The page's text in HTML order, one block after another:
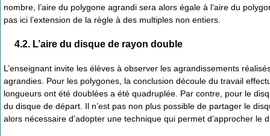
nombre, l’aire du polygone agrandi sera alors égale à l’aire du
pas ici l’extension de la règle à des multiples non entiers.
4.2. L’aire du disque de rayon double
L’enseignant invite les élèves à observer les agrandissements
agrandies. Pour les polygones, la conclusion découle du travail
longueurs ont été doublées a été quadruplée. Par contre, pour le
du disque de départ. Il n’est pas non plus possible de partager le
alors nécessaire d’adopter une technique qui permet d’approcher le